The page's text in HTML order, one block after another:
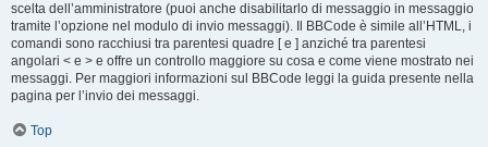
scelta dell’amministratore (puoi anche disabilitarlo di messaggio in messaggio
tramite l’opzione nel modulo di invio messaggi). Il BBCode è simile all’HTML, i
comandi sono racchiusi tra parentesi quadre [ e ] anziché tra parentesi
angolari < e > e offre un controllo maggiore su cosa e come viene mostrato nei
messaggi. Per maggiori informazioni sul BBCode leggi la guida presente nella
pagina per l’invio dei messaggi.
Top